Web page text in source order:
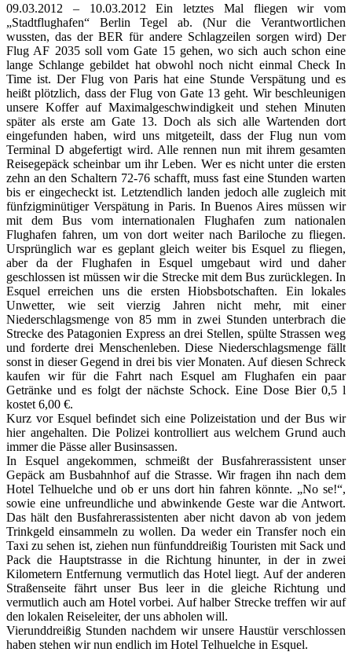
09.03.2012 – 10.03.2012 Ein letztes Mal fliegen wir vom
„Stadtflughafen“ Berlin Tegel ab. (Nur die Verantwortlichen
wussten, das der BER für andere Schlagzeilen sorgen wird) Der
Flug AF 2035 soll vom Gate 15 gehen, wo sich auch schon eine
lange Schlange gebildet hat obwohl noch nicht einmal Check In
Time ist. Der Flug von Paris hat eine Stunde Verspätung und es
heißt plötzlich, dass der Flug von Gate 13 geht. Wir beschleunigen
unsere Koffer auf Maximalgeschwindigkeit und stehen Minuten
später als erste am Gate 13. Doch als sich alle Wartenden dort
eingefunden haben, wird uns mitgeteilt, dass der Flug nun vom
Terminal D abgefertigt wird. Alle rennen nun mit ihrem gesamten
Reisegepäck scheinbar um ihr Leben. Wer es nicht unter die ersten
zehn an den Schaltern 72-76 schafft, muss fast eine Stunden warten
bis er eingecheckt ist. Letztendlich landen jedoch alle zugleich mit
fünfzigminütiger Verspätung in Paris. In Buenos Aires müssen wir
mit dem Bus vom internationalen Flughafen zum nationalen
Flughafen fahren, um von dort weiter nach Bariloche zu fliegen.
Ursprünglich war es geplant gleich weiter bis Esquel zu fliegen,
aber da der Flughafen in Esquel umgebaut wird und daher
geschlossen ist müssen wir die Strecke mit dem Bus zurücklegen. In
Esquel erreichen uns die ersten Hiobsbotschaften. Ein lokales
Unwetter, wie seit vierzig Jahren nicht mehr, mit einer
Niederschlagsmenge von 85 mm in zwei Stunden unterbrach die
Strecke des Patagonien Express an drei Stellen, spülte Strassen weg
und forderte drei Menschenleben. Diese Niederschlagsmenge fällt
sonst in dieser Gegend in drei bis vier Monaten. Auf diesen Schreck
kaufen wir für die Fahrt nach Esquel am Flughafen ein paar
Getränke und es folgt der nächste Schock. Eine Dose Bier 0,5 l
kostet 6,00 €.
Kurz vor Esquel befindet sich eine Polizeistation und der Bus wir
hier angehalten. Die Polizei kontrolliert aus welchem Grund auch
immer die Pässe aller Businsassen.
In Esquel angekommen, schmeißt der Busfahrerassistent unser
Gepäck am Busbahnhof auf die Strasse. Wir fragen ihn nach dem
Hotel Telhuelche und ob er uns dort hin fahren könnte. „No se!“,
sowie eine unfreundliche und abwinkende Geste war die Antwort.
Das hält den Busfahrerassistenten aber nicht davon ab von jedem
Trinkgeld einsammeln zu wollen. Da weder ein Transfer noch ein
Taxi zu sehen ist, ziehen nun fünfunddreißig Touristen mit Sack und
Pack die Hauptstrasse in die Richtung hinunter, in der in zwei
Kilometern Entfernung vermutlich das Hotel liegt. Auf der anderen
Straßenseite fährt unser Bus leer in die gleiche Richtung und
vermutlich auch am Hotel vorbei. Auf halber Strecke treffen wir auf
den lokalen Reiseleiter, der uns abholen will.
Vierunddreißig Stunden nachdem wir unsere Haustür verschlossen
haben stehen wir nun endlich im Hotel Telhuelche in Esquel.